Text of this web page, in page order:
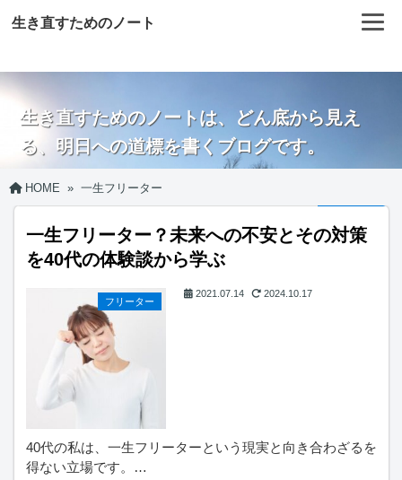
生き直すためのノート
生き直すためのノートは、どん底から見え
る、明日への道標を書くブログです。
HOME » 一生フリーター
一生フリーター？未来への不安とその対策
を40代の体験談から学ぶ
フリーター
2021.07.14 2024.10.17
40代の私は、一生フリーターという現実と向き合わざるを
得ない立場です。…